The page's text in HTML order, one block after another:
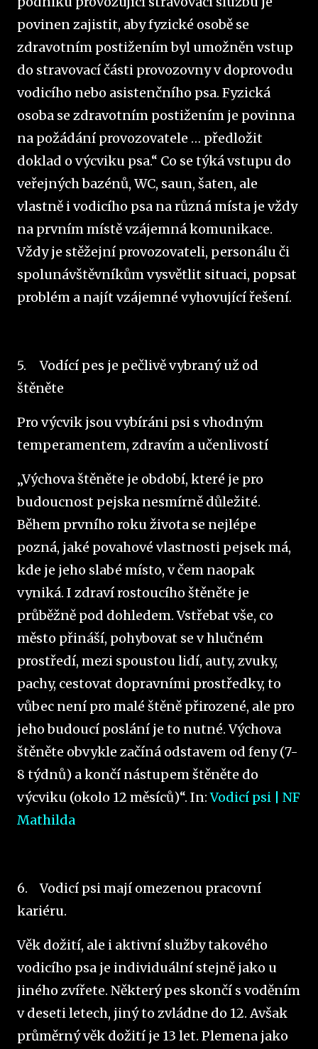
povinen zajistit, aby fyzické osobě se
zdravotním postižením byl umožněn vstup
do stravovací části provozovny v doprovodu
vodicího nebo asistenčního psa. Fyzická
osoba se zdravotním postižením je povinna
na požádání provozovatele … předložit
doklad o výcviku psa.“ Co se týká vstupu do
veřejných bazénů, WC, saun, šaten, ale
vlastně i vodicího psa na různá místa je vždy
na prvním místě vzájemná komunikace.
Vždy je stěžejní provozovateli, personálu či
spolunávštěvníkům vysvětlit situaci, popsat
problém a najít vzájemné vyhovující řešení.
5.
Vodící pes je pečlivě vybraný už od
štěněte
Pro výcvik jsou vybíráni psi s vhodným
temperamentem, zdravím a učenlivostí
„Výchova štěněte je období, které je pro
budoucnost pejska nesmírně důležité.
Během prvního roku života se nejlépe
pozná, jaké povahové vlastnosti pejsek má,
kde je jeho slabé místo, v čem naopak
vyniká. I zdraví rostoucího štěněte je
průběžně pod dohledem. Vstřebat vše, co
město přináší, pohybovat se v hlučném
prostředí, mezi spoustou lidí, auty, zvuky,
pachy, cestovat dopravními prostředky, to
vůbec není pro malé štěně přirozené, ale pro
jeho budoucí poslání je to nutné. Výchova
štěněte obvykle začíná odstavem od feny (7-
8 týdnů) a končí nástupem štěněte do
výcviku (okolo 12 měsíců)“. In:Vodicí psi | NF
Mathilda
6.
Vodicí psi mají omezenou pracovní
kariéru.
Věk dožití, ale i aktivní služby takového
vodicího psa je individuální stejně jako u
jiného zvířete. Některý pes skončí s voděním
v deseti letech, jiný to zvládne do 12. Avšak
průměrný věk dožití je 13 let. Plemena jako